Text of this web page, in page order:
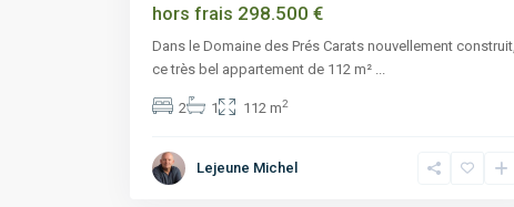
hors frais 298.500 €
Dans le Domaine des Prés Carats nouvellement construit,
ce très bel appartement de 112 m²
2 1 112 m2
Lejeune Michel